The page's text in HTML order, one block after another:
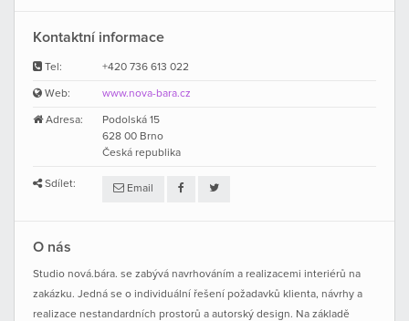
Kontaktní informace
Tel: +420 736 613 022
Web: www.nova-bara.cz
Adresa:
Podolská 15
628 00 Brno
Česká republika
Sdílet: Email
O nás
Studio nová.bára. se zabývá navrhováním a realizacemi interiérů na
zakázku. Jedná se o individuální řešení požadavků klienta, návrhy a
realizace nestandardních prostorů a autorský design. Na základě